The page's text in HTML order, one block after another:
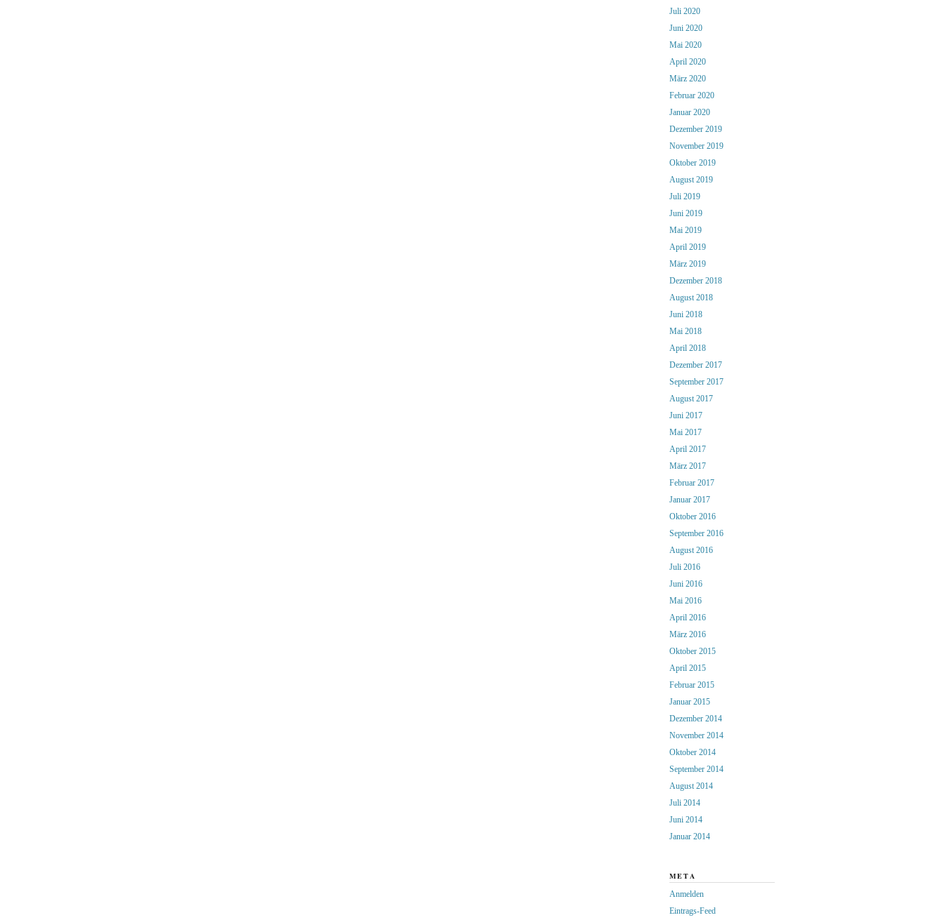
Juli 2020
Juni 2020
Mai 2020
April 2020
März 2020
Februar 2020
Januar 2020
Dezember 2019
November 2019
Oktober 2019
August 2019
Juli 2019
Juni 2019
Mai 2019
April 2019
März 2019
Dezember 2018
August 2018
Juni 2018
Mai 2018
April 2018
Dezember 2017
September 2017
August 2017
Juni 2017
Mai 2017
April 2017
März 2017
Februar 2017
Januar 2017
Oktober 2016
September 2016
August 2016
Juli 2016
Juni 2016
Mai 2016
April 2016
März 2016
Oktober 2015
April 2015
Februar 2015
Januar 2015
Dezember 2014
November 2014
Oktober 2014
September 2014
August 2014
Juli 2014
Juni 2014
Januar 2014
META
Anmelden
Eintrags-Feed